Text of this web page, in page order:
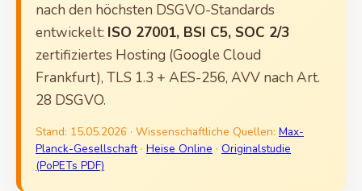
nach den höchsten DSGVO-Standards
entwickelt: ISO 27001, BSI C5, SOC 2/3
zertifiziertes Hosting (Google Cloud
Frankfurt), TLS 1.3 + AES-256, AVV nach Art.
28 DSGVO.
Stand: 15.05.2026 · Wissenschaftliche Quellen: Max-
Planck-Gesellschaft· Heise Online · Originalstudie
(PoPETs PDF)